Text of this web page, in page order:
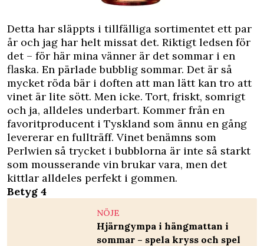
Detta har släppts i tillfälliga sortimentet ett par
år och jag har helt missat det. Riktigt ledsen för
det – för här mina vänner är det sommar i en
flaska. En pärlade bubblig sommar. Det är så
mycket röda bär i doften att man lätt kan tro att
vinet är lite sött. Men icke. Tort, friskt, somrigt
och ja, alldeles underbart. Kommer från en
favoritproducent i Tyskland som ännu en gång
levererar en fullträff. Vinet benämns som
Perlwien så trycket i bubblorna är inte så starkt
som mousserande vin brukar vara, men det
kittlar alldeles perfekt i gommen.
Betyg 4
NÖJE
Hjärngympa i hängmattan i
sommar – spela kryss och spel